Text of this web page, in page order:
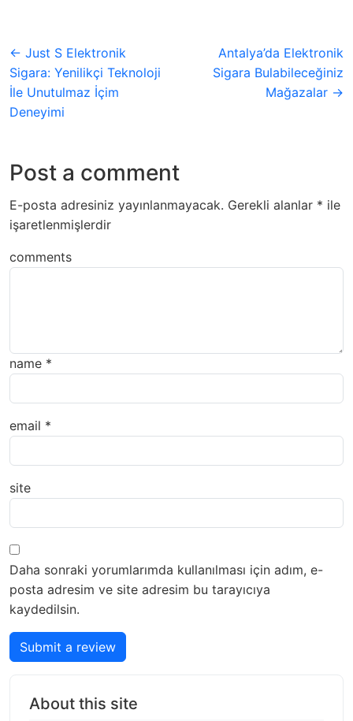
← Just S Elektronik
Sigara: Yenilikçi Teknoloji
İle Unutulmaz İçim
Deneyimi
Antalya’da Elektronik
Sigara Bulabileceğiniz
Mağazalar →
Post a comment
E-posta adresiniz yayınlanmayacak. Gerekli alanlar * ile
işaretlenmişlerdir
comments
name *
email *
site
Daha sonraki yorumlarımda kullanılması için adım, e-
posta adresim ve site adresim bu tarayıcıya
kaydedilsin.
Submit a review
About this site